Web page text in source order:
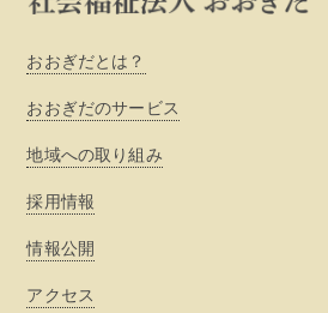
おおぎだとは？
おおぎだのサービス
地域への取り組み
採用情報
情報公開
アクセス